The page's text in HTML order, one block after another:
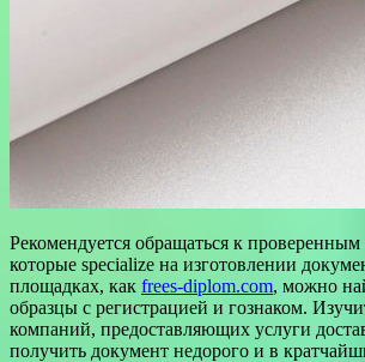
Рекомендуется обращаться к проверенным
которые specialize на изготовлении
площадках, как frees-diplom.com, можно
образцы с регистрацией и гознаком.
компаний, предоставляющих услуги
получить документ недорого и в